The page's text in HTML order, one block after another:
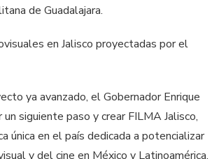
de Guadalajara.
en Jalisco proyectadas por el
ya avanzado, el Gobernador Enrique
siguiente paso y crear FILMA Jalisco,
única en el país dedicada a potencializar
y del cine en México y Latinoamérica.